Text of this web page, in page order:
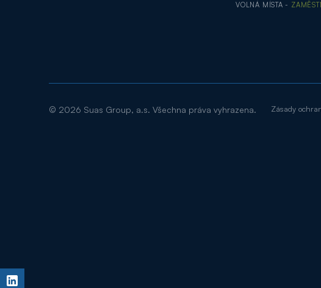
VOLNÁ MÍSTA -
© 2026 Suas Group, a.s. Všechna práva vyhrazena. Zásady